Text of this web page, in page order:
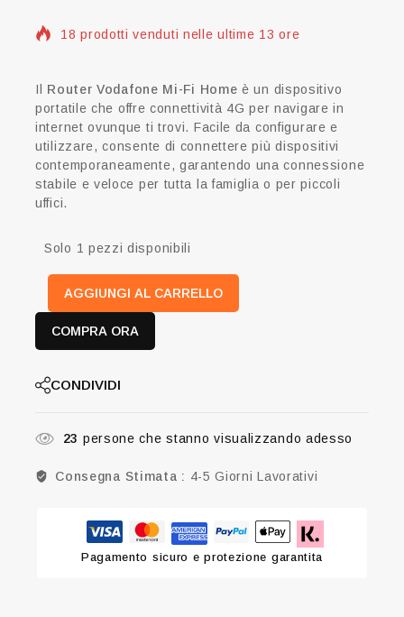
Vendita veloce! Più di 6 persone hanno questo
Il Router Vodafone Mi-Fi Home è un dispositivo
portatile che offre connettività 4G per navigare in
internet ovunque ti trovi. Facile da configurare e
utilizzare, consente di connettere più dispositivi
contemporaneamente, garantendo una connessione
stabile e veloce per tutta la famiglia o per piccoli
uffici.
Solo 1 pezzi disponibili
AGGIUNGI AL CARRELLO
COMPRA ORA
CONDIVIDI
23 persone che stanno visualizzando adesso
Consegna Stimata : 4-5 Giorni Lavorativi
Pagamento sicuro e protezione garantita